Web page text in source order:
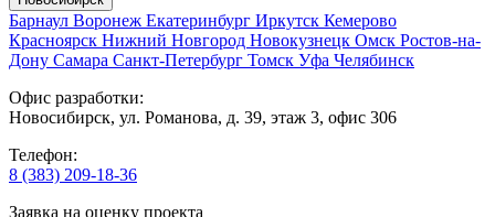
Барнаул Воронеж Екатеринбург Иркутск Кемерово
Красноярск Нижний Новгород Новокузнецк Омск Ростов-на-
Дону Самара Санкт-Петербург Томск Уфа Челябинск
Офис разработки:
Новосибирск, ул. Романова, д. 39, этаж 3, офис 306
Телефон:
8 (383) 209-18-36
Заявка на оценку проекта